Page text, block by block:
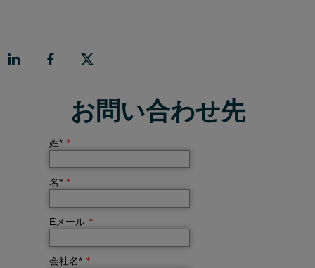
お問い合わせ先
姓* *
名* *
Eメール *
会社名* *